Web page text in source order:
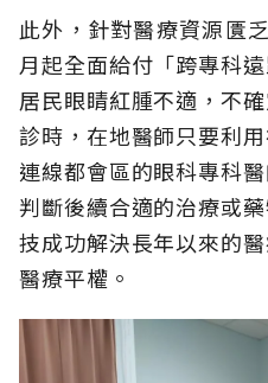
此外，針對醫療資源匱
月起全面給付「跨專科
居民眼睛紅腫不適，不
診時，在地醫師只要利
連線都會區的眼科專科
判斷後續合適的治療或
技成功解決長年以來的
醫療平權。